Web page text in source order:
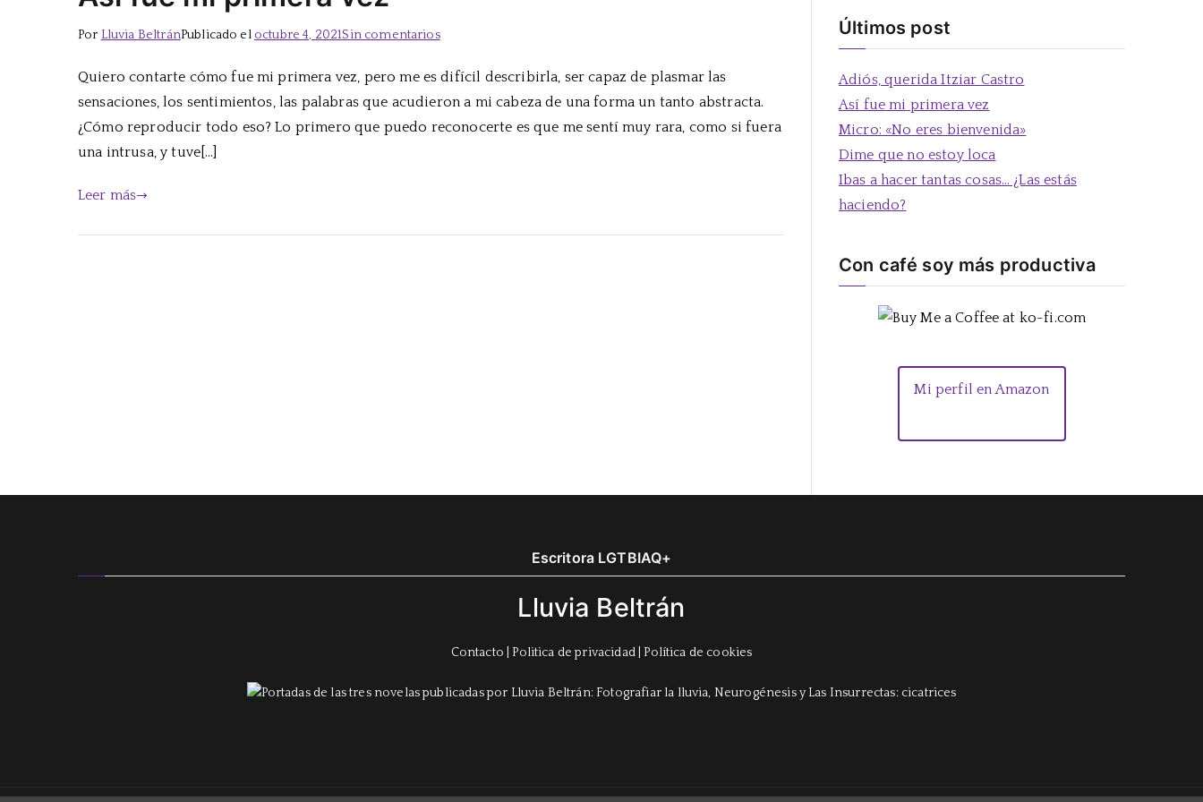
Por Lluvia BeltránPublicado el octubre 4, 2021Sin comentariosen
fue
mi
primera
Quiero contarte cómo fue mi primera vez, pero me es difícil describirla, ser capaz de plasmar las
sensaciones, los sentimientos, las palabras que acudieron a mi cabeza de una forma un tanto abstracta.
¿Cómo reproducir todo eso? Lo primero que puedo reconocerte es que me sentí muy rara, como si fuera
una intrusa, y tuve[…]
Leer más
Últimos post
Adiós, querida Itziar Castro
Así fue mi primera vez
Micro: «No eres bienvenida»
Dime que no estoy loca
Ibas a hacer tantas cosas… ¿Las estás
haciendo?
Con café soy más productiva
Mi perfil en Amazon
Escritora LGTBIAQ+
Lluvia Beltrán
Contacto Politica de privacidad| Política de cookies